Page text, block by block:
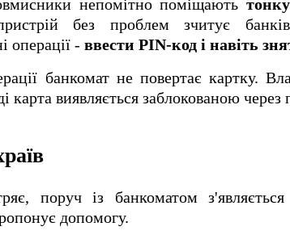
непомітно поміщають
без проблем зчитує
операції - ввести PIN-код і навіть
банкомат не повертає картку.
карта виявляється заблокованою
поруч із банкоматом
допомогу.